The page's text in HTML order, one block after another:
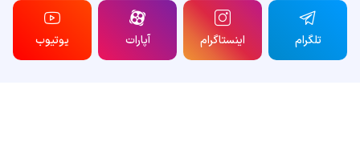
تلگرام اینستاگرام آپارات یوتیوب